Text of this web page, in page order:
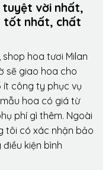
tuyệt vời nhất,
tốt nhất, chất
shop hoa tươi Milan
sẽ giao hoa cho
ít công ty phục vụ
hoa có giá từ
phí gì thêm. Ngoài
tôi có xác nhận bảo
kiện bình